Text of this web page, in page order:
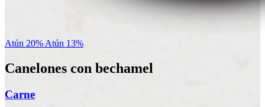
Atún 20% Atún 13%
Canelones con bechamel
Carne